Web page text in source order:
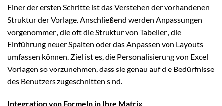
Einer der ersten Schritte ist das Verstehen der vorhandenen
Struktur der Vorlage. Anschließend werden Anpassungen
vorgenommen, die oft die Struktur von Tabellen, die
Einführung neuer Spalten oder das Anpassen von Layouts
umfassen können. Ziel ist es, die Personalisierung von Excel
Vorlagen so vorzunehmen, dass sie genau auf die Bedürfnisse
des Benutzers zugeschnitten sind.
Integration von Formeln in Ihre Matrix